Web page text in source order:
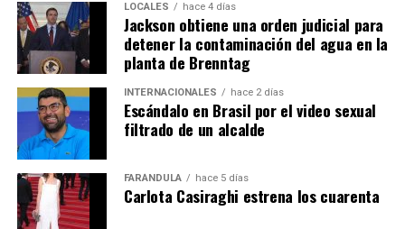
LOCALES hace 4 días
Jackson obtiene una orden judicial para
detener la contaminación del agua en la
planta de Brenntag
INTERNACIONALES hace 2 días
Escándalo en Brasil por el video sexual
filtrado de un alcalde
FARÁNDULA hace 5 días
Carlota Casiraghi estrena los cuarenta